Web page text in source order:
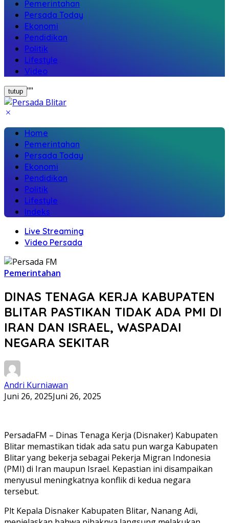
Pemerintahan
Persada Today
Ekonomi
Pendidikan
Politik
Lifestyle
Video
tutup ""
Home
Pemerintahan
Persada Today
Ekonomi
Pendidikan
Politik
Lifestyle
Indeks
Live Streaming
Video Persada
Pemerintahan
DINAS TENAGA KERJA KABUPATEN
BLITAR PASTIKAN TIDAK ADA PMI DI
IRAN DAN ISRAEL, WASPADAI
NEGARA SEKITAR
Andri Kurniawan
Juni 26, 2025Juni 26, 2025
PersadaFM – Dinas Tenaga Kerja (Disnaker) Kabupaten
Blitar memastikan tidak ada satu pun warga Kabupaten
Blitar yang bekerja sebagai Pekerja Migran Indonesia
(PMI) di Iran maupun Israel. Kepastian ini disampaikan
menyusul meningkatnya konflik di kedua negara
tersebut.
Plt Kepala Disnaker Kabupaten Blitar, Nanang Adi,